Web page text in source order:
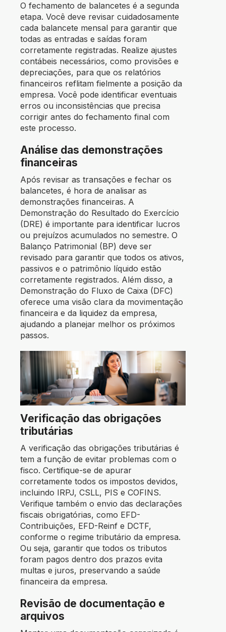
O fechamento de balancetes é a segunda
etapa. Você deve revisar cuidadosamente
cada balancete mensal para garantir que
todas as entradas e saídas foram
corretamente registradas. Realize ajustes
contábeis necessários, como provisões e
depreciações, para que os relatórios
financeiros reflitam fielmente a posição da
empresa. Você pode identificar eventuais
erros ou inconsistências que precisa
corrigir antes do fechamento final com
este processo.
Análise das demonstrações
financeiras
Após revisar as transações e fechar os
balancetes, é hora de analisar as
demonstrações financeiras. A
Demonstração do Resultado do Exercício
(DRE) é importante para identificar lucros
ou prejuízos acumulados no semestre. O
Balanço Patrimonial (BP) deve ser
revisado para garantir que todos os ativos,
passivos e o patrimônio líquido estão
corretamente registrados. Além disso, a
Demonstração do Fluxo de Caixa (DFC)
oferece uma visão clara da movimentação
financeira e da liquidez da empresa,
ajudando a planejar melhor os próximos
passos.
Verificação das obrigações
tributárias
A verificação das obrigações tributárias é
tem a função de evitar problemas com o
fisco. Certifique-se de apurar
corretamente todos os impostos devidos,
incluindo IRPJ, CSLL, PIS e COFINS.
Verifique também o envio das declarações
fiscais obrigatórias, como EFD-
Contribuições, EFD-Reinf e DCTF,
conforme o regime tributário da empresa.
Ou seja, garantir que todos os tributos
foram pagos dentro dos prazos evita
multas e juros, preservando a saúde
financeira da empresa.
Revisão de documentação e
arquivos